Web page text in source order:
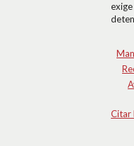
Citar